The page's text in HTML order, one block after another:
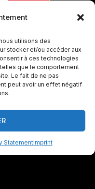
utilisons des
stocker et/ou accéder aux
à ces technologies
que le comportement
Le fait de ne pas
peut avoir un effet négatif
StatementImprint
réservés